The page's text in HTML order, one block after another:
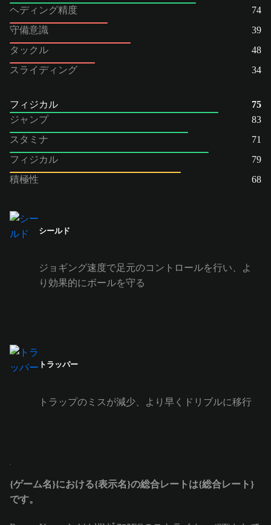
ヘディング精度
74
守備意識
39
タックル
48
スライディング
34
フィジカル
75
ジャンプ
83
スタミナ
71
フィジカル
79
積極性
68
シールド
ジョギング速度で足元のコントロールを行い、よ
り効果的にボールを守る
トラッパー
トラップのミスが減少、より早くドリブルに移行
{ゲーム名}における{表示名}の総合レートは{総合レート}
です。